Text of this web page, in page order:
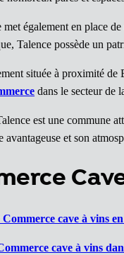
également en place
Talence possède un
située à proximité
dans le secteur de
est une commune
avantageuse et son
cave à vins
cave à vins